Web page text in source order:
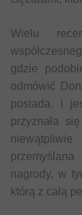
Wielu
gdzie
odmówić
posiada. I
przyznała
nagrody, w
którą z całą